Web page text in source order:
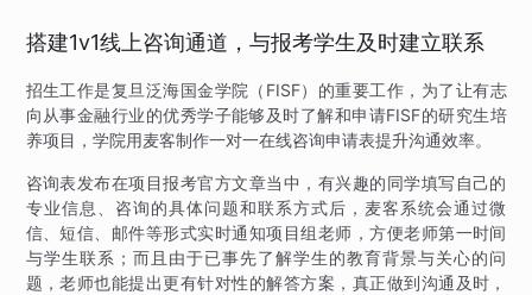
搭建1v1线上咨询通道，与报考学生及时建立联系
招生工作是复旦泛海国金学院（FISF）的重要工作，为了让有志
向从事金融行业的优秀学子能够及时了解和申请FISF的研究生培
养项目，学院用麦客制作一对一在线咨询申请表提升沟通效率。
咨询表发布在项目报考官方文章当中，有兴趣的同学填写自己的
专业信息、咨询的具体问题和联系方式后，麦客系统会通过微
信、短信、邮件等形式实时通知项目组老师，方便老师第一时间
与学生联系；而且由于已事先了解学生的教育背景与关心的问
题，老师也能提出更有针对性的解答方案，真正做到沟通及时，